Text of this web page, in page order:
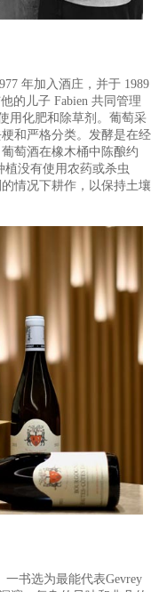
还拥有超过 4.5 公顷（
1977 年加入酒庄，并
与他的儿子 Fabien 共
中使用化肥和除草剂
，葡萄酒在橡木桶中
剂的情况下耕作，以